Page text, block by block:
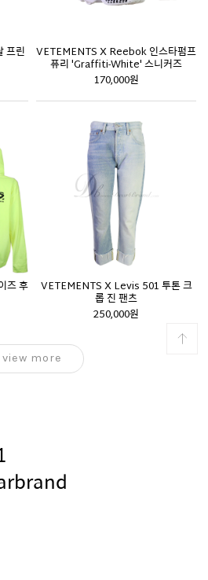
프린 VETEMENTS X Reebok 인스타펌프
퓨리 'Graffiti-White' 스니커즈
170,000원
즈 후 VETEMENTS X Levis 501 투톤 크
롭 진 팬츠
250,000원
view more